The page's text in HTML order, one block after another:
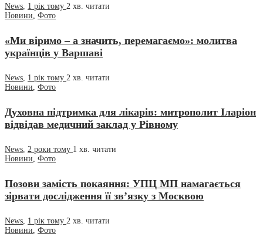
News, 1 рік тому 2 хв. читати
Новини, Фото
«Ми віримо – а значить, перемагаємо»: молитва
українців у Варшаві
News, 1 рік тому 2 хв. читати
Новини, Фото
Духовна підтримка для лікарів: митрополит Іларіон
відвідав медичний заклад у Рівному
News, 2 роки тому 1 хв. читати
Новини, Фото
Позови замість покаяння: УПЦ МП намагається
зірвати дослідження її зв’язку з Москвою
News 1 рік тому 2 хв. читати
Новини Фото